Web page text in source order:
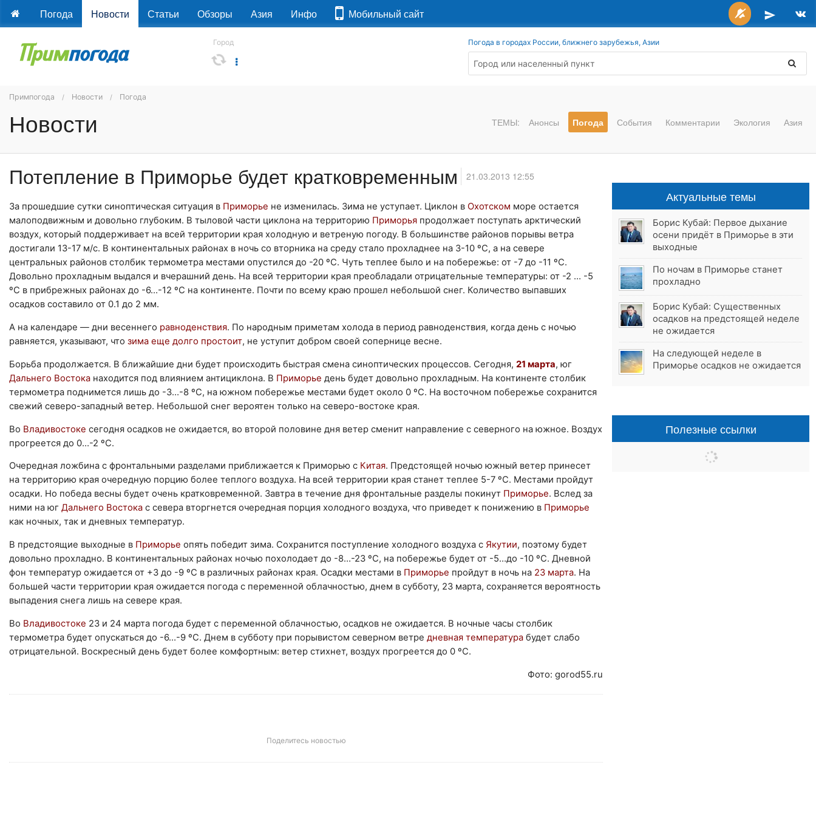
Погода Новости Статьи Обзоры Азия Инфо Мобильный сайт
Город Погода в городах России, ближнего зарубежья, Азии
Примпогода Новости Погода
Новости ТЕМЫ: Анонсы Погода События Комментарии Экология Азия
Потепление в Приморье будет кратковременным 21.03.2013 12:55
За прошедшие сутки синоптическая ситуация в Приморье не изменилась. Зима не уступает. Циклон в Охотском море остается
малоподвижным и довольно глубоким. В тыловой части циклона на территорию Приморья продолжает поступать арктический
воздух, который поддерживает на всей территории края холодную и ветреную погоду. В большинстве районов порывы ветра
достигали 13-17 м/с. В континентальных районах в ночь со вторника на среду стало прохладнее на 3-10 ºС, а на севере
центральных районов столбик термометра местами опустился до -20 ºС. Чуть теплее было и на побережье: от -7 до -11 ºС.
Довольно прохладным выдался и вчерашний день. На всей территории края преобладали отрицательные температуры: от -2 … -5
ºС в прибрежных районах до -6…-12 ºС на континенте. Почти по всему краю прошел небольшой снег. Количество выпавших
осадков составило от 0.1 до 2 мм.
А на календаре — дни весеннего равноденствия. По народным приметам холода в период равноденствия, когда день с ночью
равняется, указывают, что зима еще долго простоит, не уступит добром своей сопернице весне.
Борьба продолжается. В ближайшие дни будет происходить быстрая смена синоптических процессов. Сегодня, 21 марта, юг
Дальнего Востока находится под влиянием антициклона. В Приморье день будет довольно прохладным. На континенте столбик
термометра поднимется лишь до -3…-8 ºС, на южном побережье местами будет около 0 ºС. На восточном побережье сохранится
свежий северо-западный ветер. Небольшой снег вероятен только на северо-востоке края.
Во Владивостоке сегодня осадков не ожидается, во второй половине дня ветер сменит направление с северного на южное. Воздух
прогреется до 0…-2 ºС.
Очередная ложбина с фронтальными разделами приближается к Приморью с Китая. Предстоящей ночью южный ветер принесет
на территорию края очередную порцию более теплого воздуха. На всей территории края станет теплее 5-7 ºС. Местами пройдут
осадки. Но победа весны будет очень кратковременной. Завтра в течение дня фронтальные разделы покинут Приморье. Вслед за
ними на юг Дальнего Востока с севера вторгнется очередная порция холодного воздуха, что приведет к понижению в Приморье
как ночных, так и дневных температур.
В предстоящие выходные в Приморье опять победит зима. Сохранится поступление холодного воздуха с Якутии, поэтому будет
довольно прохладно. В континентальных районах ночью похолодает до -8…-23 ºС, на побережье будет от -5…до -10 ºС. Дневной
фон температур ожидается от +3 до -9 ºС в различных районах края. Осадки местами в Приморье пройдут в ночь на 23 марта. На
большей части территории края ожидается погода с переменной облачностью, днем в субботу, 23 марта, сохраняется вероятность
выпадения снега лишь на севере края.
Во Владивостоке 23 и 24 марта погода будет с переменной облачностью, осадков не ожидается. В ночные часы столбик
термометра будет опускаться до -6…-9 ºС. Днем в субботу при порывистом северном ветре дневная температура будет слабо
отрицательной. Воскресный день будет более комфортным: ветер стихнет, воздух прогреется до 0 ºС.
Фото: gorod55.ru
Поделитесь новостью
Актуальные темы
Борис Кубай: Первое дыхание
осени придёт в Приморье в эти
выходные
По ночам в Приморье станет
прохладно
Борис Кубай: Существенных
осадков на предстоящей неделе
не ожидается
На следующей неделе в
Приморье осадков не ожидается
Полезные ссылки